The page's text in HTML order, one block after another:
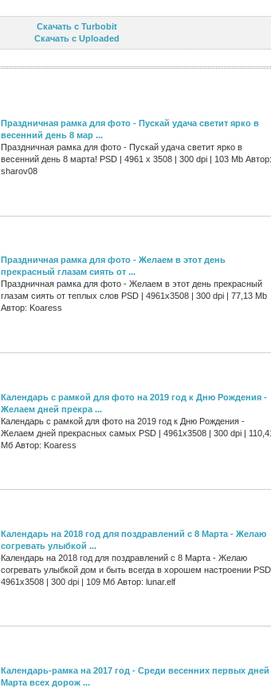
Скачать с Turbobit
Скачать с Uploaded
Праздничная рамка для фото - Пускай удача светит ярко в
весенний день 8 мар ...
Праздничная рамка для фото - Пускай удача светит ярко в
весенний день 8 марта! PSD | 4961 х 3508 | 300 dpi | 103 Mb Автор:
sharov08
Праздничная рамка для фото - Желаем в этот день
прекрасный глазам сиять от ...
Праздничная рамка для фото - Желаем в этот день прекрасный
глазам сиять от теплых слов PSD | 4961x3508 | 300 dpi | 77,13 Mb
Автор: Koaress
Календарь с рамкой для фото на 2019 год к Дню Рождения -
Желаем дней прекра ...
Календарь с рамкой для фото на 2019 год к Дню Рождения -
Желаем дней прекрасных самых PSD | 4961x3508 | 300 dpi |
Мб Автор: Koaress
Календарь на 2018 год для поздравлений с 8 Марта - Желаю
согревать улыбкой ...
Календарь на 2018 год для поздравлений с 8 Марта - Желаю
согревать улыбкой дом и быть всегда в хорошем настроении
4961х3508 | 300 dpi | 109 Мб Автор: lunar.elf
Календарь-рамка на 2017 год - Среди весенних первых дней
Марта всех дорож ...